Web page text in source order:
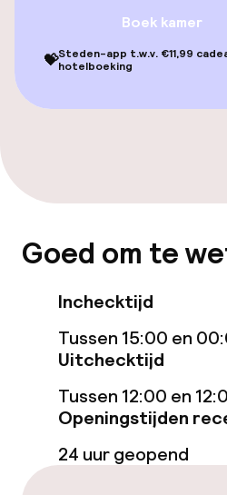
Entertainment
Gratis wifi
Bar
Eet- en drinkdiensten
Ontbijtbuffet
Lunch à la carte
Diner à la carte
Boek kamer
💝Steden-app t.w.v. €11,99
hotelboeking
Goed om te
Inchecktijd
Tussen 15:00 en
Uitchecktijd
Tussen 12:00 en
Openingstijden
24 uur geopend